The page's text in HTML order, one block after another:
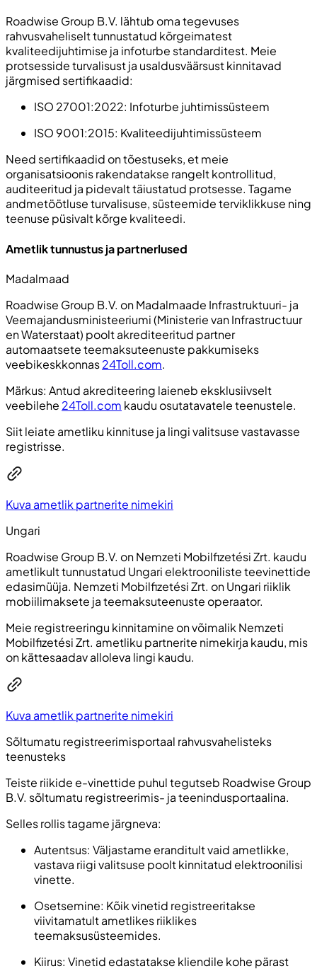
Roadwise Group B.V. lähtub oma tegevuses
rahvusvaheliselt tunnustatud kõrgeimatest
kvaliteedijuhtimise ja infoturbe standarditest. Meie
protsesside turvalisust ja usaldusväärsust kinnitavad
järgmised sertifikaadid:
ISO 27001:2022: Infoturbe juhtimissüsteem
ISO 9001:2015: Kvaliteedijuhtimissüsteem
Need sertifikaadid on tõestuseks, et meie
organisatsioonis rakendatakse rangelt kontrollitud,
auditeeritud ja pidevalt täiustatud protsesse. Tagame
andmetöötluse turvalisuse, süsteemide terviklikkuse ning
teenuse püsivalt kõrge kvaliteedi.
Ametlik tunnustus ja partnerlused
Madalmaad
Roadwise Group B.V. on Madalmaade Infrastruktuuri- ja
Veemajandusministeeriumi (Ministerie van Infrastructuur
en Waterstaat) poolt akrediteeritud partner
automaatsete teemaksuteenuste pakkumiseks
veebikeskkonnas24Toll.com.
Märkus: Antud akrediteering laieneb eksklusiivselt
veebilehe 24Toll.com kaudu osutatavatele teenustele.
Siit leiate ametliku kinnituse ja lingi valitsuse vastavasse
registrisse.
Kuva ametlik partnerite nimekiri
Ungari
Roadwise Group B.V. on Nemzeti Mobilfizetési Zrt. kaudu
ametlikult tunnustatud Ungari elektrooniliste teevinettide
edasimüüja. Nemzeti Mobilfizetési Zrt. on Ungari riiklik
mobiilimaksete ja teemaksuteenuste operaator.
Meie registreeringu kinnitamine on võimalik Nemzeti
Mobilfizetési Zrt. ametliku partnerite nimekirja kaudu, mis
on kättesaadav alloleva lingi kaudu.
Kuva ametlik partnerite nimekiri
Sõltumatu registreerimisportaal rahvusvahelisteks
teenusteks
Teiste riikide e-vinettide puhul tegutseb Roadwise Group
B.V. sõltumatu registreerimis- ja teenindusportaalina.
Selles rollis tagame järgneva:
Autentsus: Väljastame eranditult vaid ametlikke,
vastava riigi valitsuse poolt kinnitatud elektroonilisi
vinette.
Osetsemine: Kõik vinetid registreeritakse
viivitamatult ametlikes riiklikes
teemaksusüsteemides.
Kiirus: Vinetid edastatakse kliendile kohe pärast